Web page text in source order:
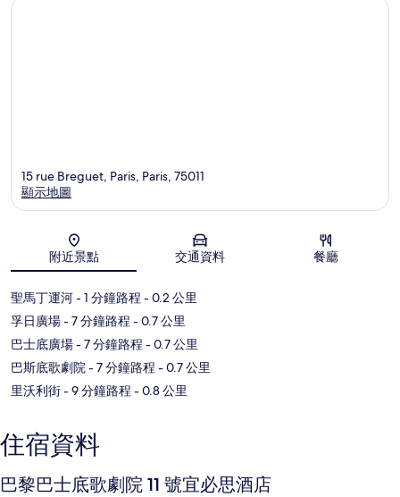
地圖
15 rue Breguet, Paris, Paris, 75011
顯示地圖
附近景點 交通資料 餐廳
聖馬丁運河- 1 分鐘路程 - 0.2 公里
孚日廣場- 7 分鐘路程 - 0.7 公里
巴士底廣場- 7 分鐘路程 - 0.7 公里
巴斯底歌劇院- 7 分鐘路程 - 0.7 公里
里沃利街- 9 分鐘路程 - 0.8 公里
住宿資料
巴黎巴士底歌劇院 11 號宜必思酒店